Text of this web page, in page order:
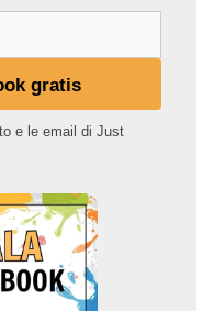
gratis
e le email di Just